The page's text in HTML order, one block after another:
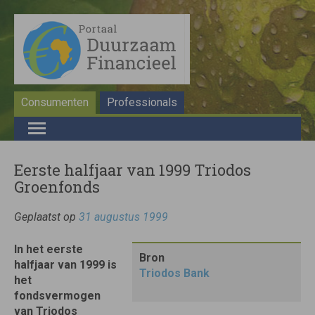
Consumenten Professionals
Eerste halfjaar van 1999 Triodos
Groenfonds
Geplaatst op 31 augustus 1999
Bron
Triodos Bank
In het eerste
halfjaar van 1999 is
het
fondsvermogen
van Triodos